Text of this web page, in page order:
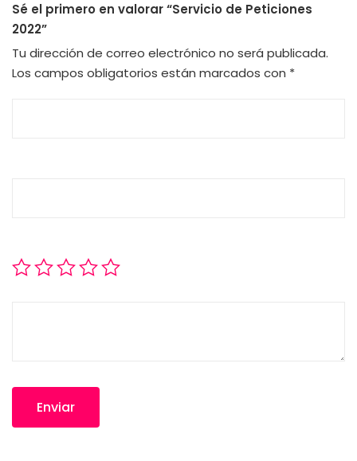
Sé el primero en valorar “Servicio de Peticiones
2022”
Tu dirección de correo electrónico no será publicada.
Los campos obligatorios están marcados con *